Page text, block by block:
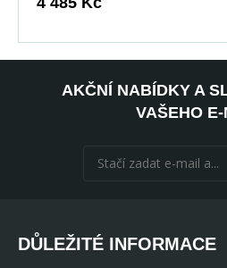
AKČNÍ NABÍDKY A
VAŠEHO
DŮLEŽITÉ INFORMACE